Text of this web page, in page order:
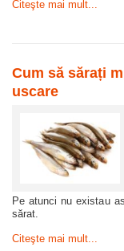
Citeşte mai mult...
Cum să sărați
uscare
Pe atunci nu existau
sărat.
Citeşte mai mult...